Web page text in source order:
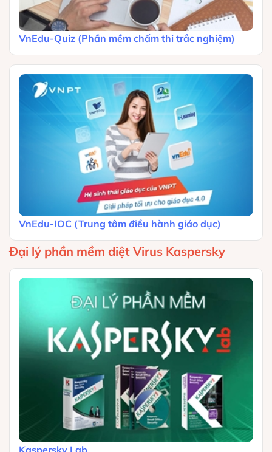
VnEdu-Quiz (Phần mềm chấm thi trắc nghiệm)
VnEdu-IOC (Trung tâm điều hành giáo dục)
Đại lý phần mềm diệt Virus Kaspersky
Kaspersky Lab